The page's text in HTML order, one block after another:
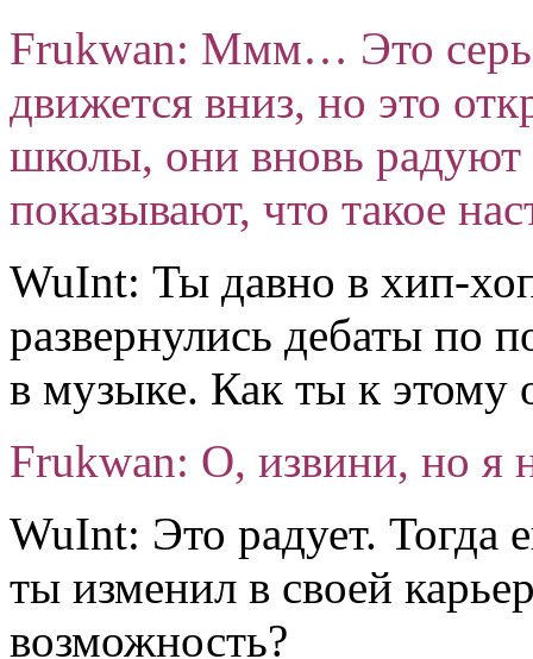
Frukwan: Ммм… Это
движется вниз, но это
школы, они вновь радуют
показывают, что такое
WuInt: Ты давно в хип-
развернулись дебаты по
в музыке. Как ты к этому
Frukwan: О, извини, но я
WuInt: Это радует. Тогда
ты изменил в своей
возможность?